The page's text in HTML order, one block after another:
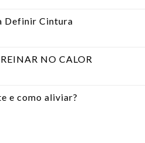
Definir Cintura
NO CALOR
e como aliviar?